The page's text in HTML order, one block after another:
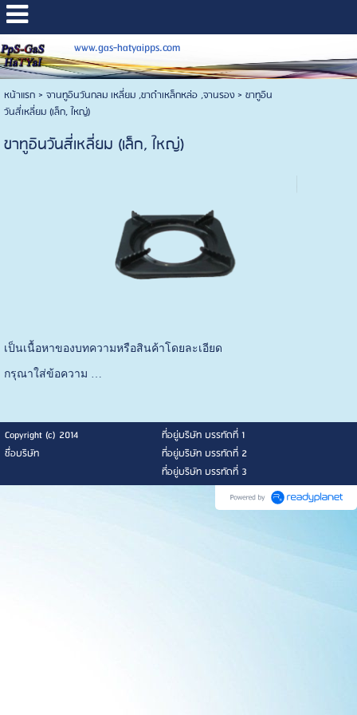
www.gas-hatyaipps.com
หน้าแรก> จานทูอินวันกลม เหลี่ยม ,ขาดำเหล็กหล่อ ,จานรอง> ขาทูอิน
วันสี่เหลี่ยม (เล็ก, ใหญ่)
ขาทูอินวันสี่เหลี่ยม (เล็ก, ใหญ่)
เป็นเนื้อหาของบทความหรือสินค้าโดยละเอียด
กรุณาใส่ข้อความ …
Copyright (c) 2014
ที่อยู่บริษัท บรรทัดที่ 1
ชื่อบริษัท
ที่อยู่บริษัท บรรทัดที่ 2
ที่อยู่บริษัท บรรทัดที่ 3